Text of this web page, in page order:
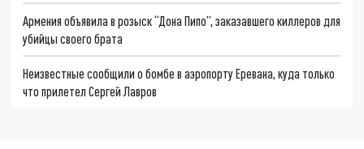
Армения объявила в розыск “Дона Пипо”, заказавшего киллеров для
убийцы своего брата
Неизвестные сообщили о бомбе в аэропорту Еревана, куда только
что прилетел Сергей Лавров